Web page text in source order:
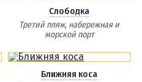
Слободка
Третий пляж, набережная и
морской порт
Ближняя коса